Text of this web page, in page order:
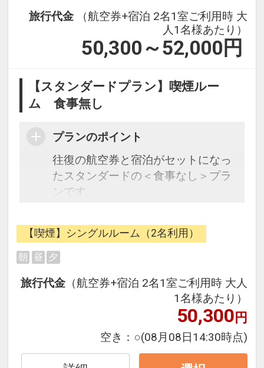
旅行代金
（航空券+宿泊 2名1室ご利用時 大
人1名様あたり）
50,300～52,000 円
【スタンダードプラン】喫煙ルー
ム 食事無し
プランのポイント
往復の航空券と宿泊がセットになっ
たスタンダードの＜食事なし＞プラ
ンです。
できるダイナミックパッケージだか
ら、一都市滞在はもちろん周遊旅行
にも最適！
泊・飛び泊なども自由自在です。
JALマイレージ会員の方にはフライ
トマイルが50%貯まります。
■大浴場のご案内
【喫煙】シングルルーム（2名利用）
朝 昼 夕
旅行代金 （航空券+宿泊 2名1室ご利用時 大人
1名様あたり）
50,300円
空き： ○(08月08日14:30時点)